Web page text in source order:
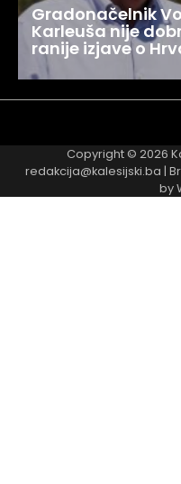
Gradonačelnik
Karleuša nije
ranije izjave o
Copyright © 2026
redakcija@kalesijski.ba |
by